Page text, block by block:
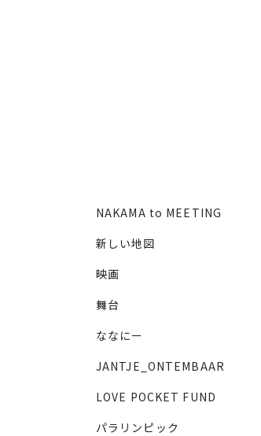
NAKAMA to MEETING
新しい地図
映画
舞台
ななにー
JANTJE_ONTEMBAAR
LOVE POCKET FUND
パラリンピック